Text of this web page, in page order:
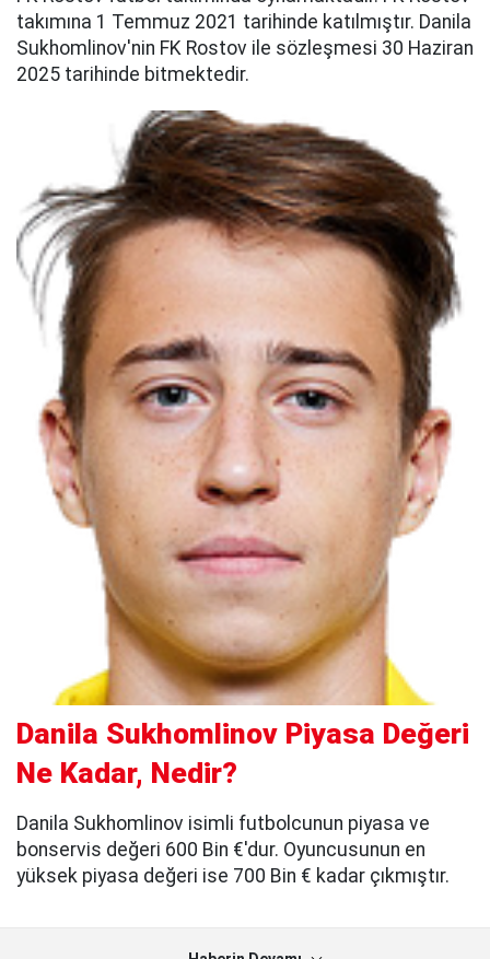
takımına 1 Temmuz 2021 tarihinde katılmıştır. Danila
Sukhomlinov'nin FK Rostov ile sözleşmesi 30 Haziran
2025 tarihinde bitmektedir.
Danila Sukhomlinov Piyasa Değeri
Ne Kadar, Nedir?
Danila Sukhomlinov isimli futbolcunun piyasa ve
bonservis değeri 600 Bin €'dur. Oyuncusunun en
yüksek piyasa değeri ise 700 Bin € kadar çıkmıştır.